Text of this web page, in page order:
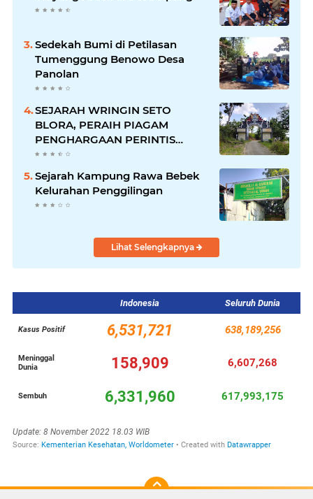
Sedekah Bumi di Petilasan
Tumenggung Benowo Desa
Panolan
SEJARAH WRINGIN SETO
BLORA, PERAIH PIAGAM
PENGHARGAAN PERINTIS
LINGKUNGAN DARI GUBERNUR
Sejarah Kampung Rawa Bebek
Kelurahan Penggilingan
Lihat Selengkapnya